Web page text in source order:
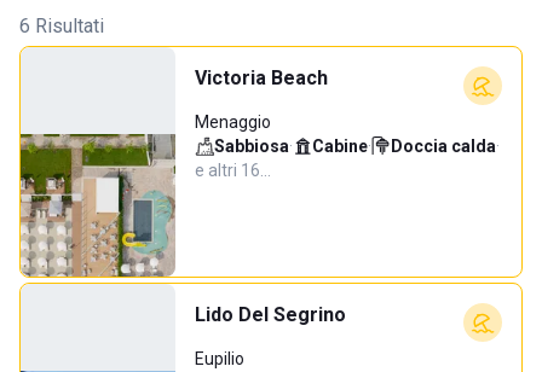
6 Risultati
Victoria Beach
Menaggio
Sabbiosa· Cabine· Doccia calda·
e altri 16…
Lido Del Segrino
Eupilio